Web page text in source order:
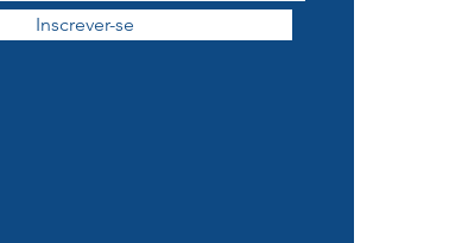
Inscrever-se